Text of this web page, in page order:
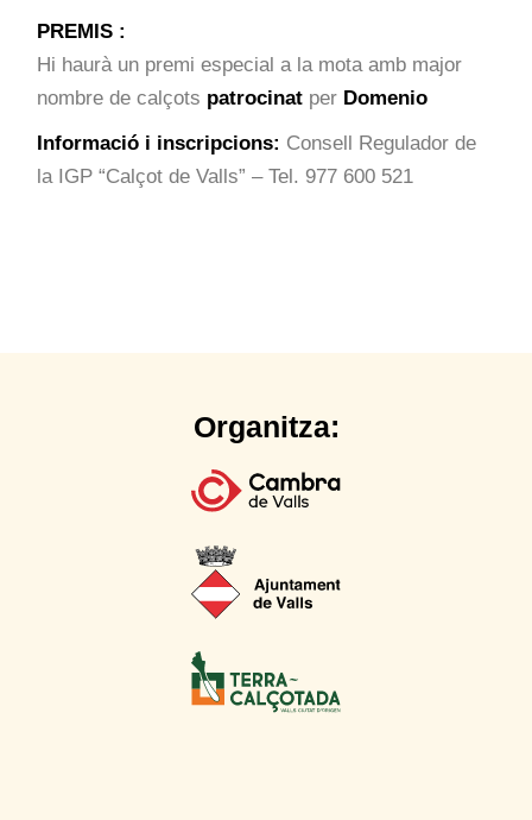
PREMIS :
Hi haurà un premi especial a la mota amb major
nombre de calçots patrocinat per Domenio
Informació i inscripcions: Consell Regulador de
la IGP “Calçot de Valls” – Tel. 977 600 521
Organitza: